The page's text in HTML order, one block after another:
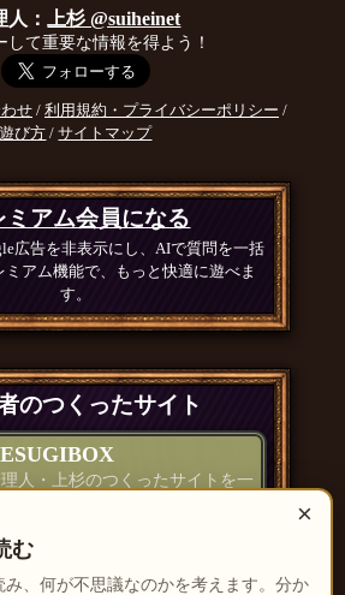
×
む
、何が不思議なのかを考えます。分か
人：上杉 @suiheinet
して重要な情報を得よう！
せ/ 利用規約・プライバシーポリシー /
遊び方 /サイトマップ
ミアム会員になる
広告を非表示にし、AIで質問を一括
ミアム機能で、もっと快適に遊べま
す。
のつくったサイト
人・上杉のつくったサイトを一
くったもの一覧 ＞